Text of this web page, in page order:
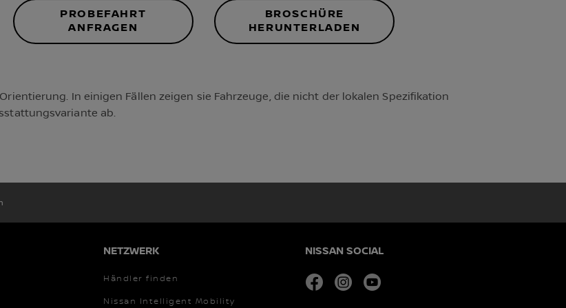
PROBEFAHRT
ANFRAGEN
BROSCHÜRE
HERUNTERLADEN
In einigen Fällen zeigen sie Fahrzeuge, die nicht der lokalen Spezifikation
ab.
NETZWERK
Händler finden
Nissan Intelligent Mobility
NISSAN SOCIAL
facebookinstagram